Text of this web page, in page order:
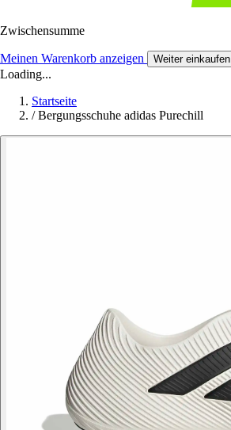
Zwischensumme
Meinen Warenkorb anzeigen Weiter einkaufen
Loading...
Startseite
/ Bergungsschuhe adidas Purechill